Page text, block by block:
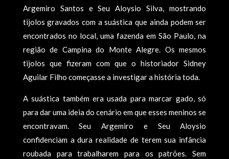
Argemiro Santos e Seu Aloysio Silva, mostrando
tijolos gravados com a suástica que ainda podem ser
encontrados no local, uma fazenda em São Paulo, na
região de Campina do Monte Alegre. Os mesmos
tijolos que fizeram com que o historiador Sidney
Aguilar Filho começasse a investigar a história toda.
A suástica também era usada para marcar gado, só
para dar uma ideia do cenário em que esses meninos se
encontravam. Seu Argemiro e Seu Aloysio
confidenciam a dura realidade de terem sua infância
roubada para trabalharem para os patrões. Sem